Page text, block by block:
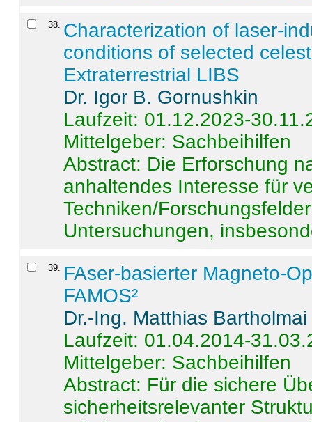
38. Characterization of laser-
conditions of selected
Extraterrestrial LIBS
Dr. Igor B. Gornushkin
Laufzeit: 01.12.2023-
Mittelgeber: Sachbeihilfen
Abstract: Die Erforschung
anhaltendes Interesse für
Techniken/
Untersuchungen,
39. FAser-basierter Magneto-
FAMOS²
Dr.-Ing. Matthias Bartholmai
Laufzeit: 01.04.2014-
Mittelgeber: Sachbeihilfen
Abstract: Für die sichere
sicherheitsrelevanter